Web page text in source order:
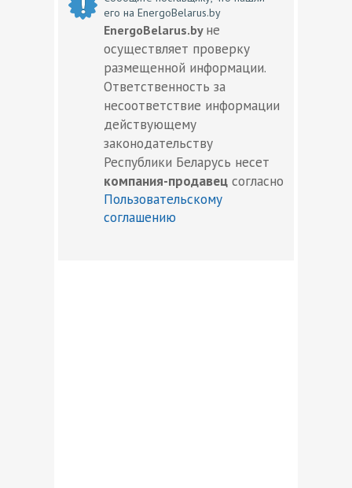
его на EnergoBelarus.by
EnergoBelarus.by не
осуществляет проверку
размещенной информации.
Ответственность за
несоответствие информации
действующему
законодательству
Республики Беларусь несет
компания-продавец согласно
Пользовательскому
соглашению